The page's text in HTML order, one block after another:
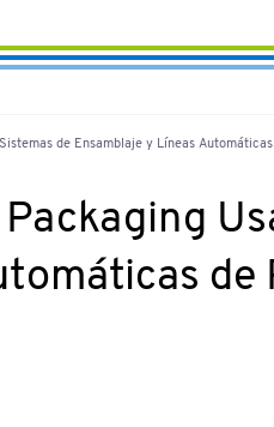
de Ensamblaje y Líneas
de